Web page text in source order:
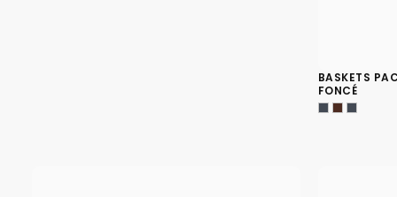
BASKETS
FONCÉ